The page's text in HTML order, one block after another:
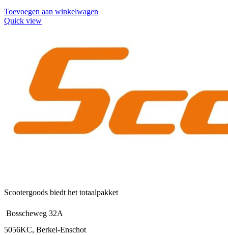
Toevoegen aan winkelwagen
Quick view
Scootergoods biedt het totaalpakket
Bosscheweg 32A
5056KC, Berkel-Enschot